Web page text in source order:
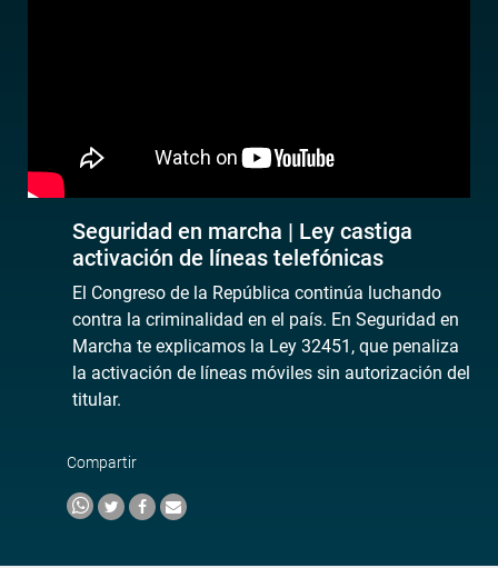
Seguridad en marcha | Ley castiga
activación de líneas telefónicas
El Congreso de la República continúa luchando
contra la criminalidad en el país. En Seguridad en
Marcha te explicamos la Ley 32451, que penaliza
la activación de líneas móviles sin autorización del
titular.
Compartir